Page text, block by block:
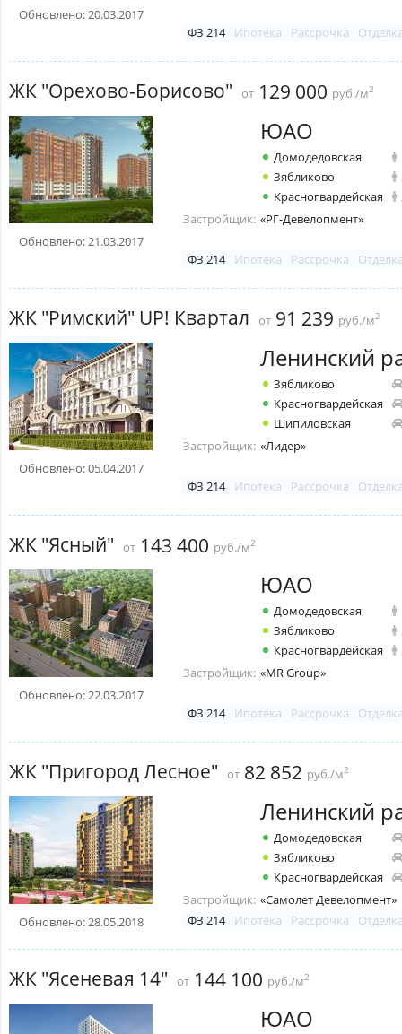
Обновлено: 20.03.2017
ФЗ 214 Ипотека Рассрочка
ЖК "Орехово-Борисово" от 129 000 руб./м2
Обновлено: 21.03.2017
ЮАО
Домодедовская
Зябликово
Красногвардейская
Застройщик: «РГ-Девелопмент»
ФЗ 214 Ипотека Рассрочка
ЖК "Римский" UP! Квартал от 91 239 руб./м2
Обновлено: 05.04.2017
Ленинский
Зябликово
Красногвардейская
Шипиловская
Застройщик: «Лидер»
ФЗ 214 Ипотека Рассрочка
ЖК "Ясный" от 143 400 руб./м2
Обновлено: 22.03.2017
ЮАО
Домодедовская
Зябликово
Красногвардейская
Застройщик: «MR Group»
ФЗ 214 Ипотека Рассрочка
ЖК "Пригород Лесное" от 82 852 руб./м2
Обновлено: 28.05.2018
Ленинский
Домодедовская
Зябликово
Красногвардейская
Застройщик: «Самолет Девелопмент»
ФЗ 214
Ипотека Рассрочка
ЖК "Ясеневая 14" от 144 100 руб./м2
ЮАО